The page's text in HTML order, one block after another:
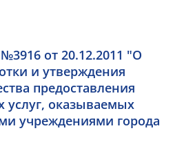
от 20.12.2011 "О
и утверждения
предоставления
оказываемых
учреждениями города